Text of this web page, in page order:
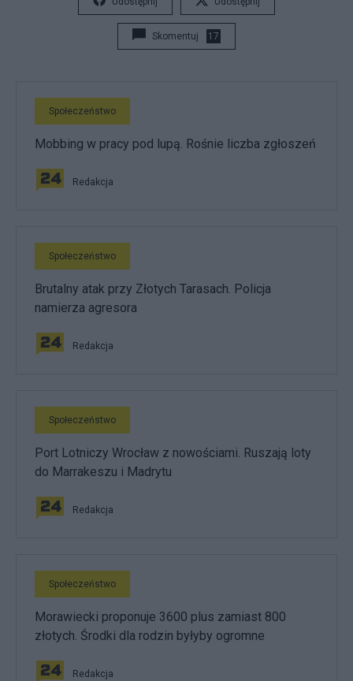
Skomentuj 17
Społeczeństwo
Mobbing w pracy pod lupą. Rośnie liczba zgłoszeń
Redakcja
Społeczeństwo
Brutalny atak przy Złotych Tarasach. Policja
namierza agresora
Redakcja
Społeczeństwo
Port Lotniczy Wrocław z nowościami. Ruszają loty
do Marrakeszu i Madrytu
Redakcja
Społeczeństwo
Morawiecki proponuje 3600 plus zamiast 800
złotych. Środki dla rodzin byłyby ogromne
Redakcja